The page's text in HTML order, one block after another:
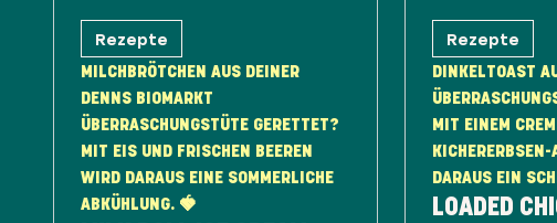
Rezepte
MILCHBRÖTCHEN AUS DEINER
DENNS BIOMARKT
ÜBERRASCHUNGSTÜTE GERETTET?
MIT EIS UND FRISCHEN BEEREN
WIRD DARAUS EINE SOMMERLICHE
ABKÜHLUNG. 🍓
Rezepte
DINKELTOAST
MIT EINEM
DARAUS EIN
LOADED